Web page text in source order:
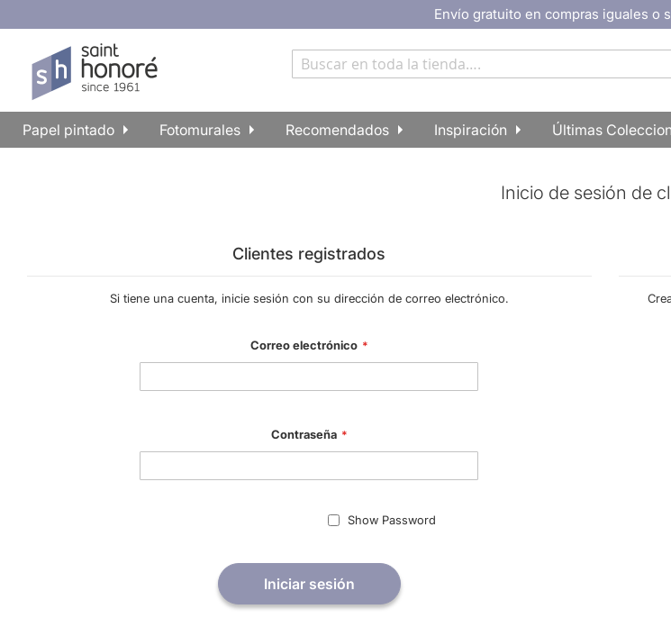
Ir
al
contenido
Envío gratuito en compras iguales o
Papel pintado Fotomurales Recomendados Inspiración Últimas
Inicio de sesión de
Clientes registrados
Si tiene una cuenta, inicie sesión con su dirección de correo electrónico.
Correo electrónico
Contraseña
Show Password
Iniciar sesión